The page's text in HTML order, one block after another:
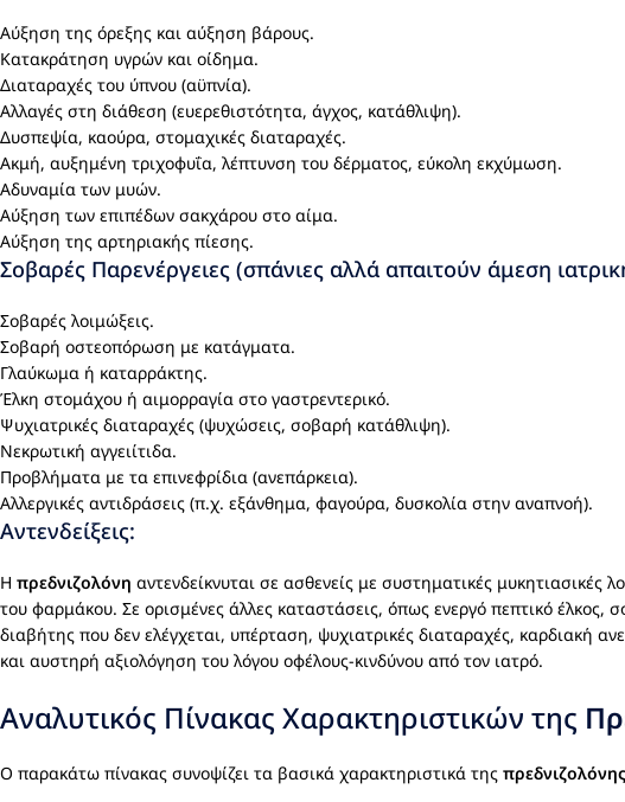
Αύξηση της όρεξης και αύξηση βάρους.
Κατακράτηση υγρών και οίδημα.
Διαταραχές του ύπνου (αϋπνία).
Αλλαγές στη διάθεση (ευερεθιστότητα, άγχος, κατάθλιψη).
Δυσπεψία, καούρα, στομαχικές διαταραχές.
Ακμή, αυξημένη τριχοφυΐα, λέπτυνση του δέρματος, εύκολη εκχύμωση.
Αδυναμία των μυών.
Αύξηση των επιπέδων σακχάρου στο αίμα.
Αύξηση της αρτηριακής πίεσης.
Σοβαρές Παρενέργειες (σπάνιες αλλά απαιτούν άμεση
Σοβαρές λοιμώξεις.
Σοβαρή οστεοπόρωση με κατάγματα.
Γλαύκωμα ή καταρράκτης.
Έλκη στομάχου ή αιμορραγία στο γαστρεντερικό.
Ψυχιατρικές διαταραχές (ψυχώσεις, σοβαρή κατάθλιψη).
Νεκρωτική αγγειίτιδα.
Προβλήματα με τα επινεφρίδια (ανεπάρκεια).
Αλλεργικές αντιδράσεις (π.χ. εξάνθημα, φαγούρα, δυσκολία στην αναπνοή).
Αντενδείξεις:
Η πρεδνιζολόνη αντενδείκνυται σε ασθενείς με συστηματικές
του φαρμάκου. Σε ορισμένες άλλες καταστάσεις, όπως ενεργό πεπτικό
διαβήτης που δεν ελέγχεται, υπέρταση, ψυχιατρικές διαταραχές, καρδιακή
και αυστηρή αξιολόγηση του λόγου οφέλους-κινδύνου από τον ιατρό.
Αναλυτικός Πίνακας Χαρακτηριστικών της
Ο παρακάτω πίνακας συνοψίζει τα βασικά χαρακτηριστικά της πρεδνιζολόνης